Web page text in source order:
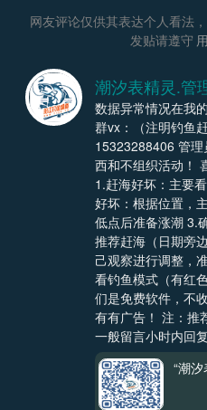
网友评论仅供其表达个人看法
发贴请遵守
潮汐表精灵.管
数据异常情况在我
群vx：（注明钓鱼
15323288406 管
西和不组织活动！
1.赶海好坏：主要
好坏：根据位置，
低点后准备涨潮 3.
推荐赶海（日期旁
己观察进行调整，
看钓鱼模式（有红
们是免费软件，不
有有广告！ 注：推
一般留言小时内回
“潮